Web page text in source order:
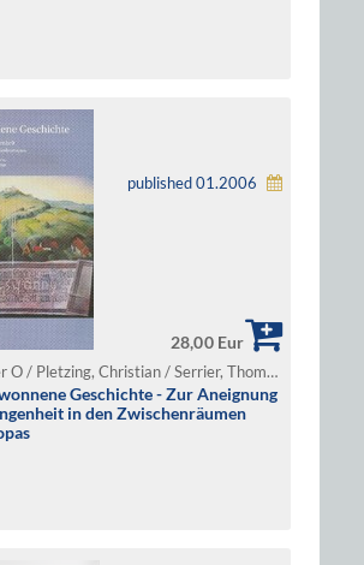
published 01.2006
28,00 Eur
Loew, Peter O / Pletzing, Christian / Serrier, Thomas (Ed.)
Geschichte - Zur Aneignung
in den Zwischenräumen